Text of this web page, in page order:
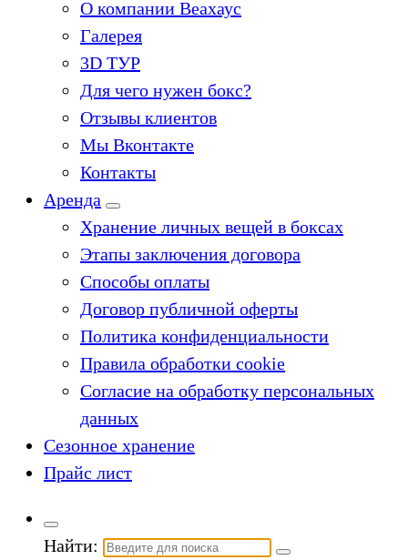
О компании Веахаус
Галерея
3D ТУР
Для чего нужен бокс?
Отзывы клиентов
Мы Вконтакте
Контакты
Аренда
Хранение личных вещей в боксах
Этапы заключения договора
Способы оплаты
Договор публичной оферты
Политика конфиденциальности
Правила обработки cookie
Согласие на обработку персональных
данных
Сезонное хранение
Прайс лист
Найти: